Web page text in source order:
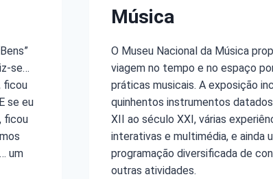
se…
ficou
se eu
ficou
um
Música
O Museu Nacional da Música
viagem no tempo e no espaço
práticas musicais. A exposição
quinhentos instrumentos
XII ao século XXI, várias
interativas e multimédia, e ainda
programação diversificada de
outras atividades.